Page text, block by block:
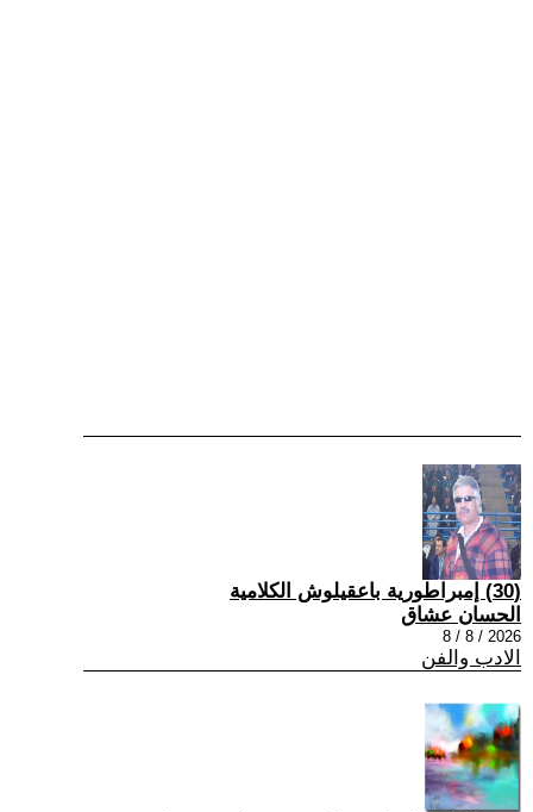
(30) إمبراطورية باعقيلوش الكلامية
الحسان عشاق
2026 / 8 / 8
الادب والفن